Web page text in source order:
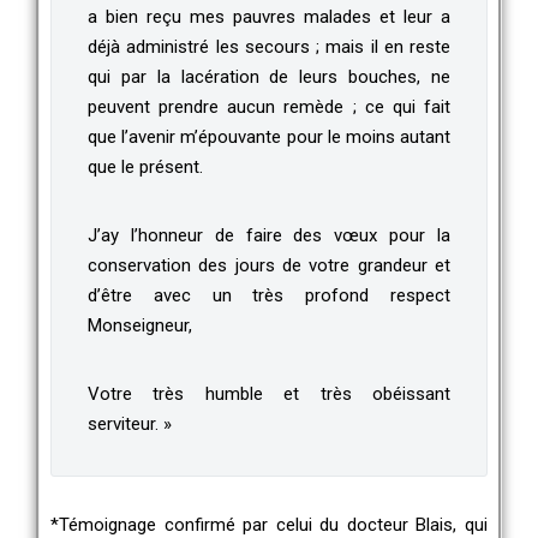
a bien reçu mes pauvres malades et leur a
déjà administré les secours ; mais il en reste
qui par la lacération de leurs bouches, ne
peuvent prendre aucun remède ; ce qui fait
que l’avenir m’épouvante pour le moins autant
que le présent.
J’ay l’honneur de faire des vœux pour la
conservation des jours de votre grandeur et
d’être avec un très profond respect
Monseigneur,
Votre très humble et très obéissant
serviteur. »
*Témoignage confirmé par celui du docteur Blais, qui